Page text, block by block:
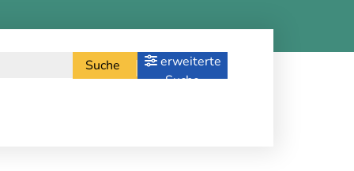
Suche
erweiterte
Suche